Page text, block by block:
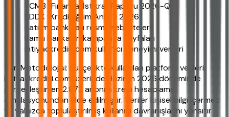
TCMB “Finansal İstikrar Raporu 2026-Q3”
BDDK “Kredi Eğilim Anketi 2026”
Katılım bankaları resmî web siteleri
Kamu bankaları kampanya sayfaları
ihtiyackredisi.com kullanıcı deneyimi verileri
Veri Metodolojisi: Bu içerikte kullanılan platform verileri,
ihtiyackredisi.com üzerinde Haziran 2026 döneminde
gerçekleştirilen 2.872 anonim kredi hesaplama
simülasyonundan elde edilmiştir. Veriler kişisel bilgi içermez
ve yalnızca toplulaştırılmış kullanıcı davranışlarını yansıtır.